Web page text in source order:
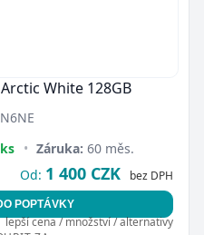
White 128GB
• Záruka: 60 měs.
Od: 1 400 CZK bez DPH
POPTÁVKY
lepší cena / množství / alternativy